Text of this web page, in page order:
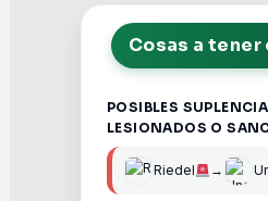
Cosas a tener
POSIBLES
LESIONADOS O
Riedel →